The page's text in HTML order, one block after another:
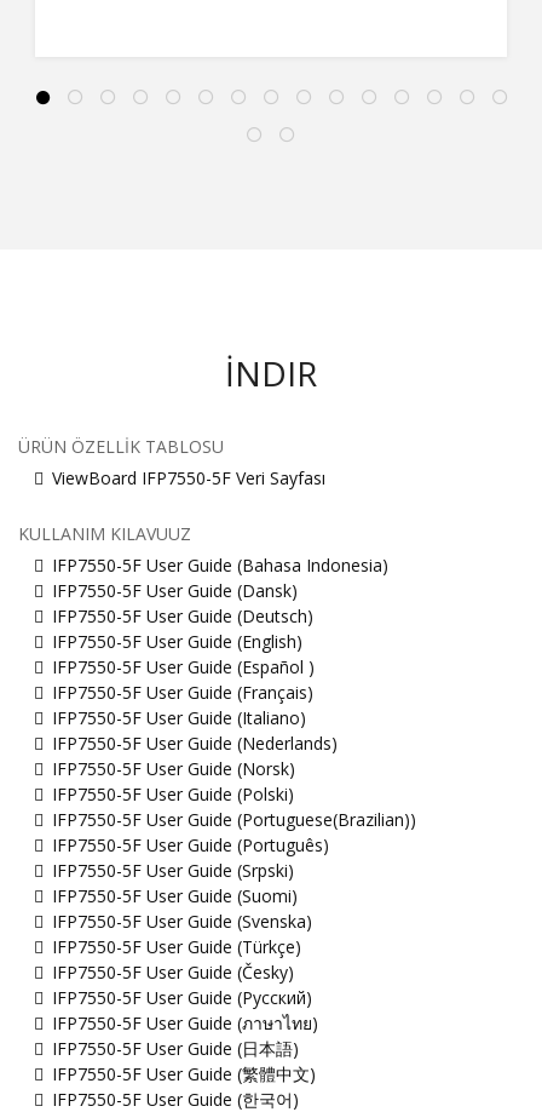
İNDIR
ÜRÜN ÖZELLIK TABLOSU
ViewBoard IFP7550-5F Veri Sayfası
KULLANIM KILAVUUZ
IFP7550-5F User Guide (Bahasa Indonesia)
IFP7550-5F User Guide (Dansk)
IFP7550-5F User Guide (Deutsch)
IFP7550-5F User Guide (English)
IFP7550-5F User Guide (Español )
IFP7550-5F User Guide (Français)
IFP7550-5F User Guide (Italiano)
IFP7550-5F User Guide (Nederlands)
IFP7550-5F User Guide (Norsk)
IFP7550-5F User Guide (Polski)
IFP7550-5F User Guide (Portuguese(Brazilian))
IFP7550-5F User Guide (Português)
IFP7550-5F User Guide (Srpski)
IFP7550-5F User Guide (Suomi)
IFP7550-5F User Guide (Svenska)
IFP7550-5F User Guide (Türkçe)
IFP7550-5F User Guide (Česky)
IFP7550-5F User Guide (Русский)
IFP7550-5F User Guide (ภาษาไทย)
IFP7550-5F User Guide (日本語)
IFP7550-5F User Guide (繁體中文)
IFP7550-5F User Guide (한국어)